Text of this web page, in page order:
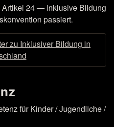
Artikel 24 — inklusive Bildung
passiert.
zu Inklusiver Bildung in
für Kinder / Jugendliche /